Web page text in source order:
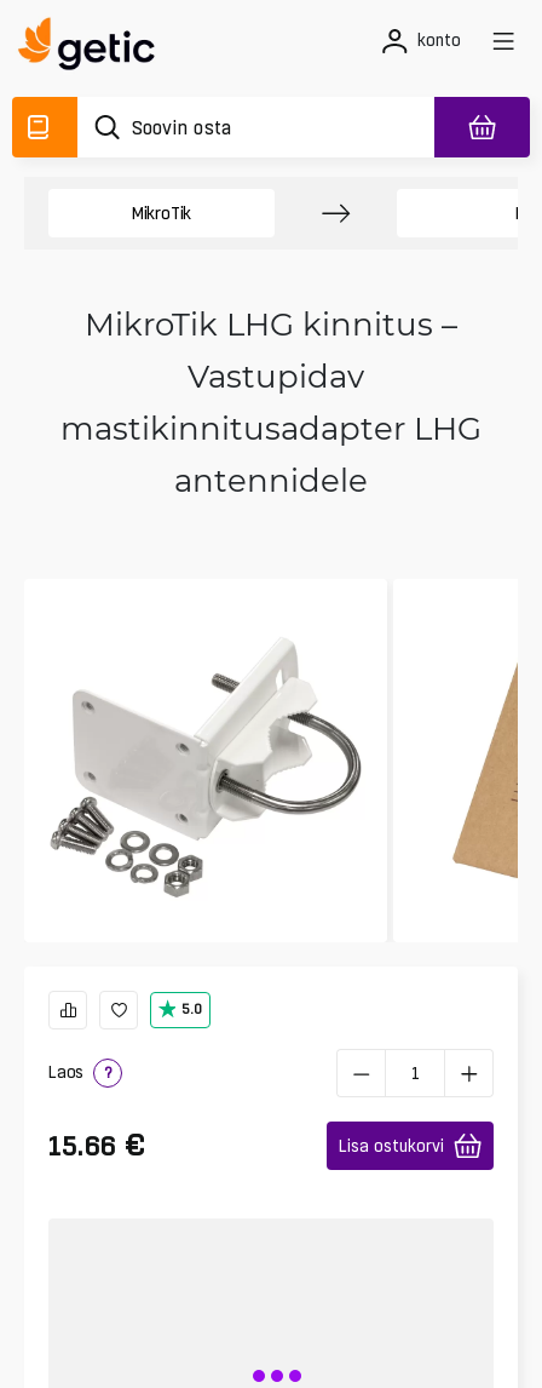
konto
MikroTik
MikroTik LHG kinnitus –
Vastupidav
mastikinnitusadapter LHG
antennidele
5.0
Laos ?
15.66 € Lisa ostukorvi